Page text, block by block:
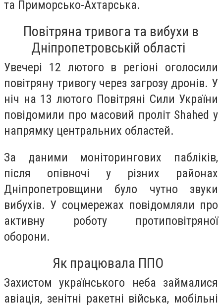
та Приморсько-Ахтарська.
Повітряна тривога та вибухи в
Дніпропетровській області
Увечері 12 лютого в регіоні оголосили
повітряну тривогу через загрозу дронів. У
ніч на 13 лютого Повітряні Сили України
повідомили про масовий проліт Shahed у
напрямку центральних областей.
За даними моніторингових пабліків,
після опівночі у різних районах
Дніпропетровщини було чутно звуки
вибухів. У соцмережах повідомляли про
активну роботу протиповітряної
оборони.
Як працювала ППО
Захистом українського неба займалися
авіація, зенітні ракетні війська, мобільні